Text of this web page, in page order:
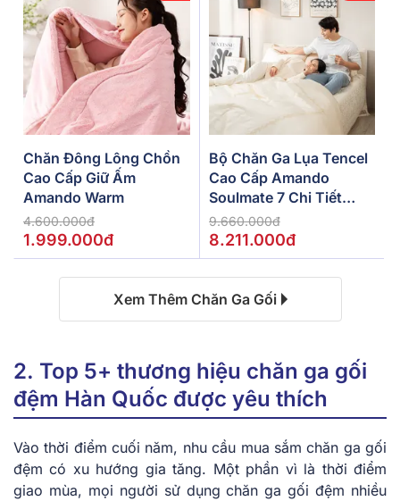
Chăn Đông Lông Chồn
Cao Cấp Giữ Ấm
Amando Warm
4.600.000đ
1.999.000đ
Bộ Chăn Ga Lụa Tencel
Cao Cấp Amando
Soulmate 7 Chi Tiết
Màu Kem
9.660.000đ
8.211.000đ
Xem Thêm Chăn Ga Gối
2. Top 5+ thương hiệu chăn ga gối
đệm Hàn Quốc được yêu thích
Vào thời điểm cuối năm, nhu cầu mua sắm chăn ga gối
đệm có xu hướng gia tăng. Một phần vì là thời điểm
giao mùa, mọi người sử dụng chăn ga gối đệm nhiều